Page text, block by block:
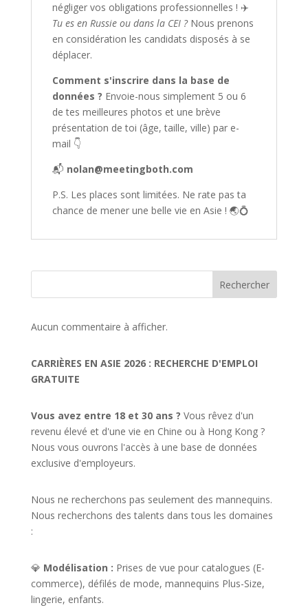
négliger vos obligations professionnelles ! ✈️
Tu es en Russie ou dans la CEI ?Nous prenons
en considération les candidats disposés à se
déplacer.
Comment s'inscrire dans la base de
données ? Envoie-nous simplement 5 ou 6
de tes meilleures photos et une brève
présentation de toi (âge, taille, ville) par e-
mail 👇
📬 nolan@meetingboth.com
P.S. Les places sont limitées. Ne rate pas ta
chance de mener une belle vie en Asie ! 🌏💍
Rechercher
Aucun commentaire à afficher.
CARRIÈRES EN ASIE 2026 : RECHERCHE D'EMPLOI
GRATUITE
Vous avez entre 18 et 30 ans ? Vous rêvez d'un
revenu élevé et d'une vie en Chine ou à Hong Kong ?
Nous vous ouvrons l'accès à une base de données
exclusive d'employeurs.
Nous ne recherchons pas seulement des mannequins.
Nous recherchons des talents dans tous les domaines
:
💎 Modélisation : Prises de vue pour catalogues (E-
commerce), défilés de mode, mannequins Plus-Size,
lingerie, enfants.